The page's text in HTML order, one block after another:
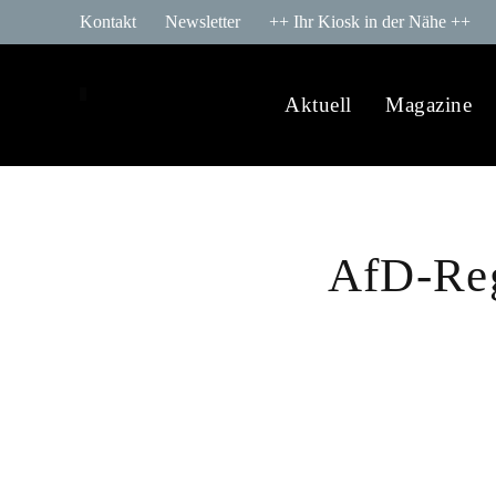
Kontakt Newsletter ++ Ihr Kiosk in der Nähe ++
Aktuell Magazine
AfD-